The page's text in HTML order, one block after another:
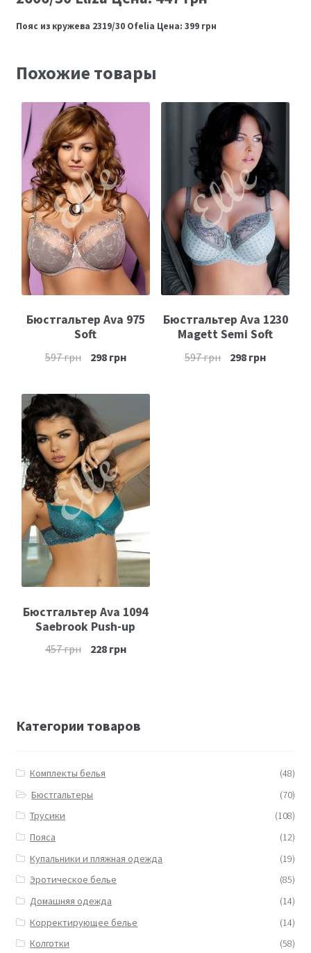
Пояс из кружева 2319/30 Ofelia Цена: 399 грн
Похожие товары
Бюстгальтер Ava 975
Soft
597грн 298грн
Бюстгальтер Ava 1230
Magett Semi Soft
597грн 298 грн
Бюстгальтер Ava 1094
Saebrook Рush-up
457грн 228грн
Категории товаров
Комплекты белья
(48)
Бюстгальтеры
(70)
Трусики
(108)
Пояса
(12)
Купальники и пляжная одежда
(19)
Эротическое белье
(85)
Домашняя одежда
(14)
Корректирующее белье
(14)
Колготки
(58)